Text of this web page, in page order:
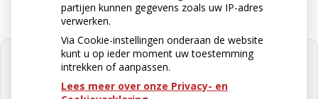
partijen kunnen gegevens zoals uw IP-adres
verwerken.
Via Cookie-instellingen onderaan de website
kunt u op ieder moment uw toestemming
intrekken of aanpassen.
Lees meer over onze Privacy- en